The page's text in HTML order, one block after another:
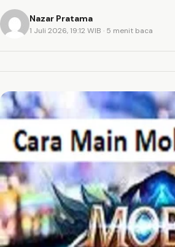
Nazar Pratama
1 Juli 2026, 19:12 WIB · 5 menit baca